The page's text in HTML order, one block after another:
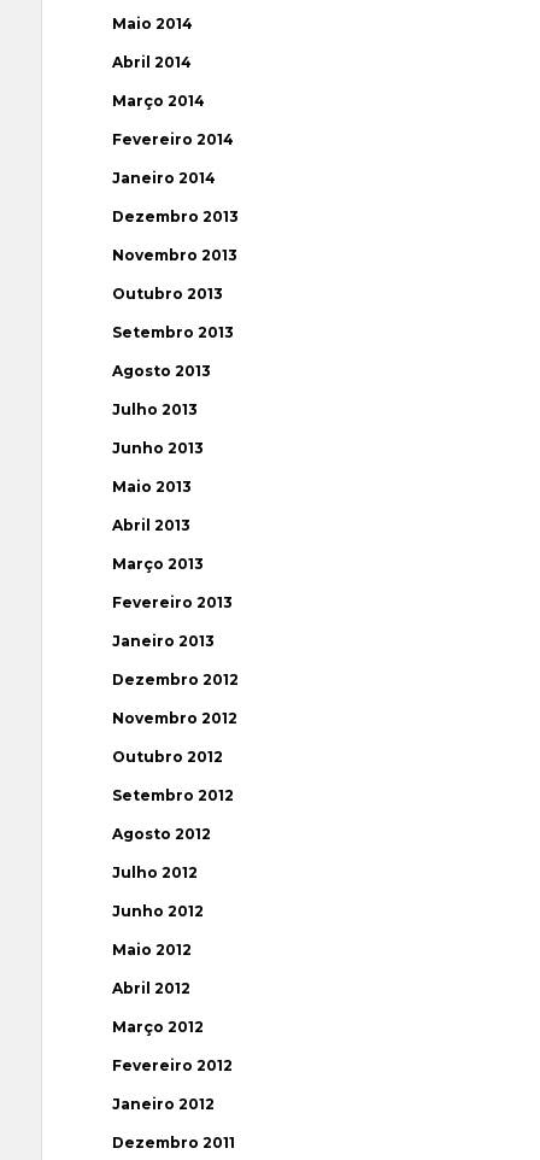
Maio 2014
Abril 2014
Março 2014
Fevereiro 2014
Janeiro 2014
Dezembro 2013
Novembro 2013
Outubro 2013
Setembro 2013
Agosto 2013
Julho 2013
Junho 2013
Maio 2013
Abril 2013
Março 2013
Fevereiro 2013
Janeiro 2013
Dezembro 2012
Novembro 2012
Outubro 2012
Setembro 2012
Agosto 2012
Julho 2012
Junho 2012
Maio 2012
Abril 2012
Março 2012
Fevereiro 2012
Janeiro 2012
Dezembro 2011